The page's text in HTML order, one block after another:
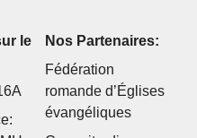
le
Nos Partenaires:
Fédération
romande d’Églises
évangéliques